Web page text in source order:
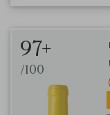
97+
/100